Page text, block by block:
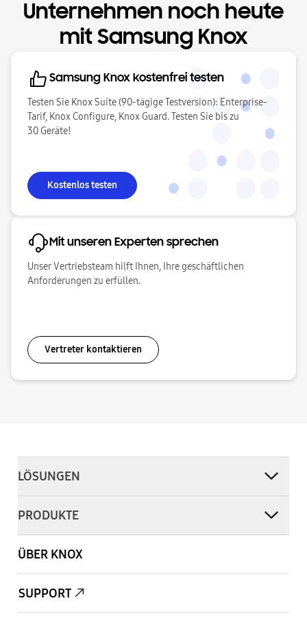
Unternehmen noch heute
mit Samsung Knox
Samsung Knox kostenfrei testen
Testen Sie Knox Suite (90-tägige Testversion): Enterprise-
Tarif, Knox Configure, Knox Guard. Testen Sie bis zu
30 Geräte!
Kostenlos testen
Mit unseren Experten sprechen
Unser Vertriebsteam hilft Ihnen, Ihre geschäftlichen
Anforderungen zu erfüllen.
Vertreter kontaktieren
LÖSUNGEN
PRODUKTE
ÜBER KNOX
SUPPORT